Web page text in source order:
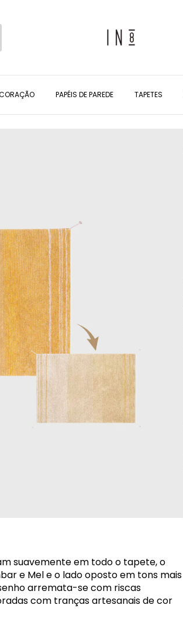
PAPÉIS DE PAREDE TAPETES
suavemente em todo o tapete, o
e Mel e o lado oposto em tons mais
arremata-se com riscas
com tranças artesanais de cor